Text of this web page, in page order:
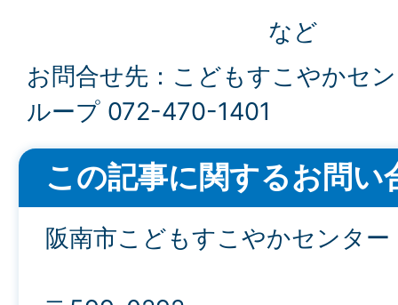
など
お問合せ先：こどもすこやかセ
ループ 072-470-1401
この記事に関するお問い
阪南市こどもすこやかセンター